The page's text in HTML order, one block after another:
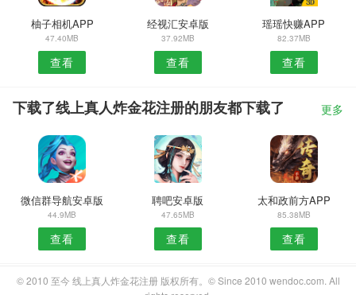
柚子相机APP
47.40MB
查看
经视汇安卓版
37.92MB
查看
瑶瑶快赚APP
82.37MB
查看
下载了线上真人炸金花注册的朋友都下载了 更多
微信群导航安卓版
44.9MB
查看
聘吧安卓版
47.65MB
查看
太和政前方APP
85.38MB
查看
© 2010 至今 线上真人炸金花注册 版权所有。© Since 2010 wendoc.com. All